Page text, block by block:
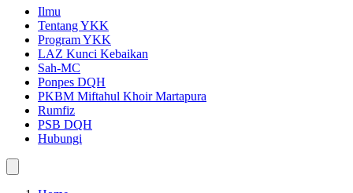
Ilmu
Tentang YKK
Program YKK
LAZ Kunci Kebaikan
Sah-MC
Ponpes DQH
PKBM Miftahul Khoir Martapura
Rumfiz
PSB DQH